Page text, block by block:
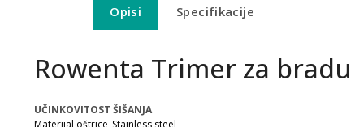
Opisi Specifikacije
Rowenta Trimer za bradu
UČINKOVITOST ŠIŠANJA